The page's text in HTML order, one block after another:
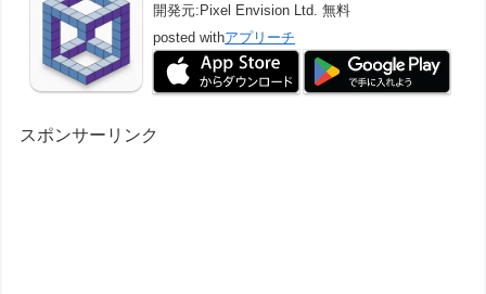
開発元: Pixel Envision Ltd. 無料
posted withアプリーチ
スポンサーリンク